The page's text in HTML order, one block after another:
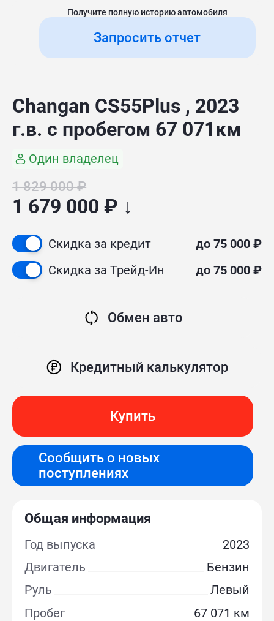
Получите полную историю автомобиля
Запросить отчет
Changan CS55Plus , 2023
г.в. с пробегом 67 071км
Один владелец
1 829 000 ₽
1 679 000 ₽ ↓
Скидка за кредит
до 75 000 ₽
Скидка за Трейд-Ин
до 75 000 ₽
Обмен авто
Кредитный калькулятор
Купить
Сообщить о новых
поступлениях
Общая информация
Год выпуска
2023
Двигатель
Бензин
Руль
Левый
Пробег
67 071 км